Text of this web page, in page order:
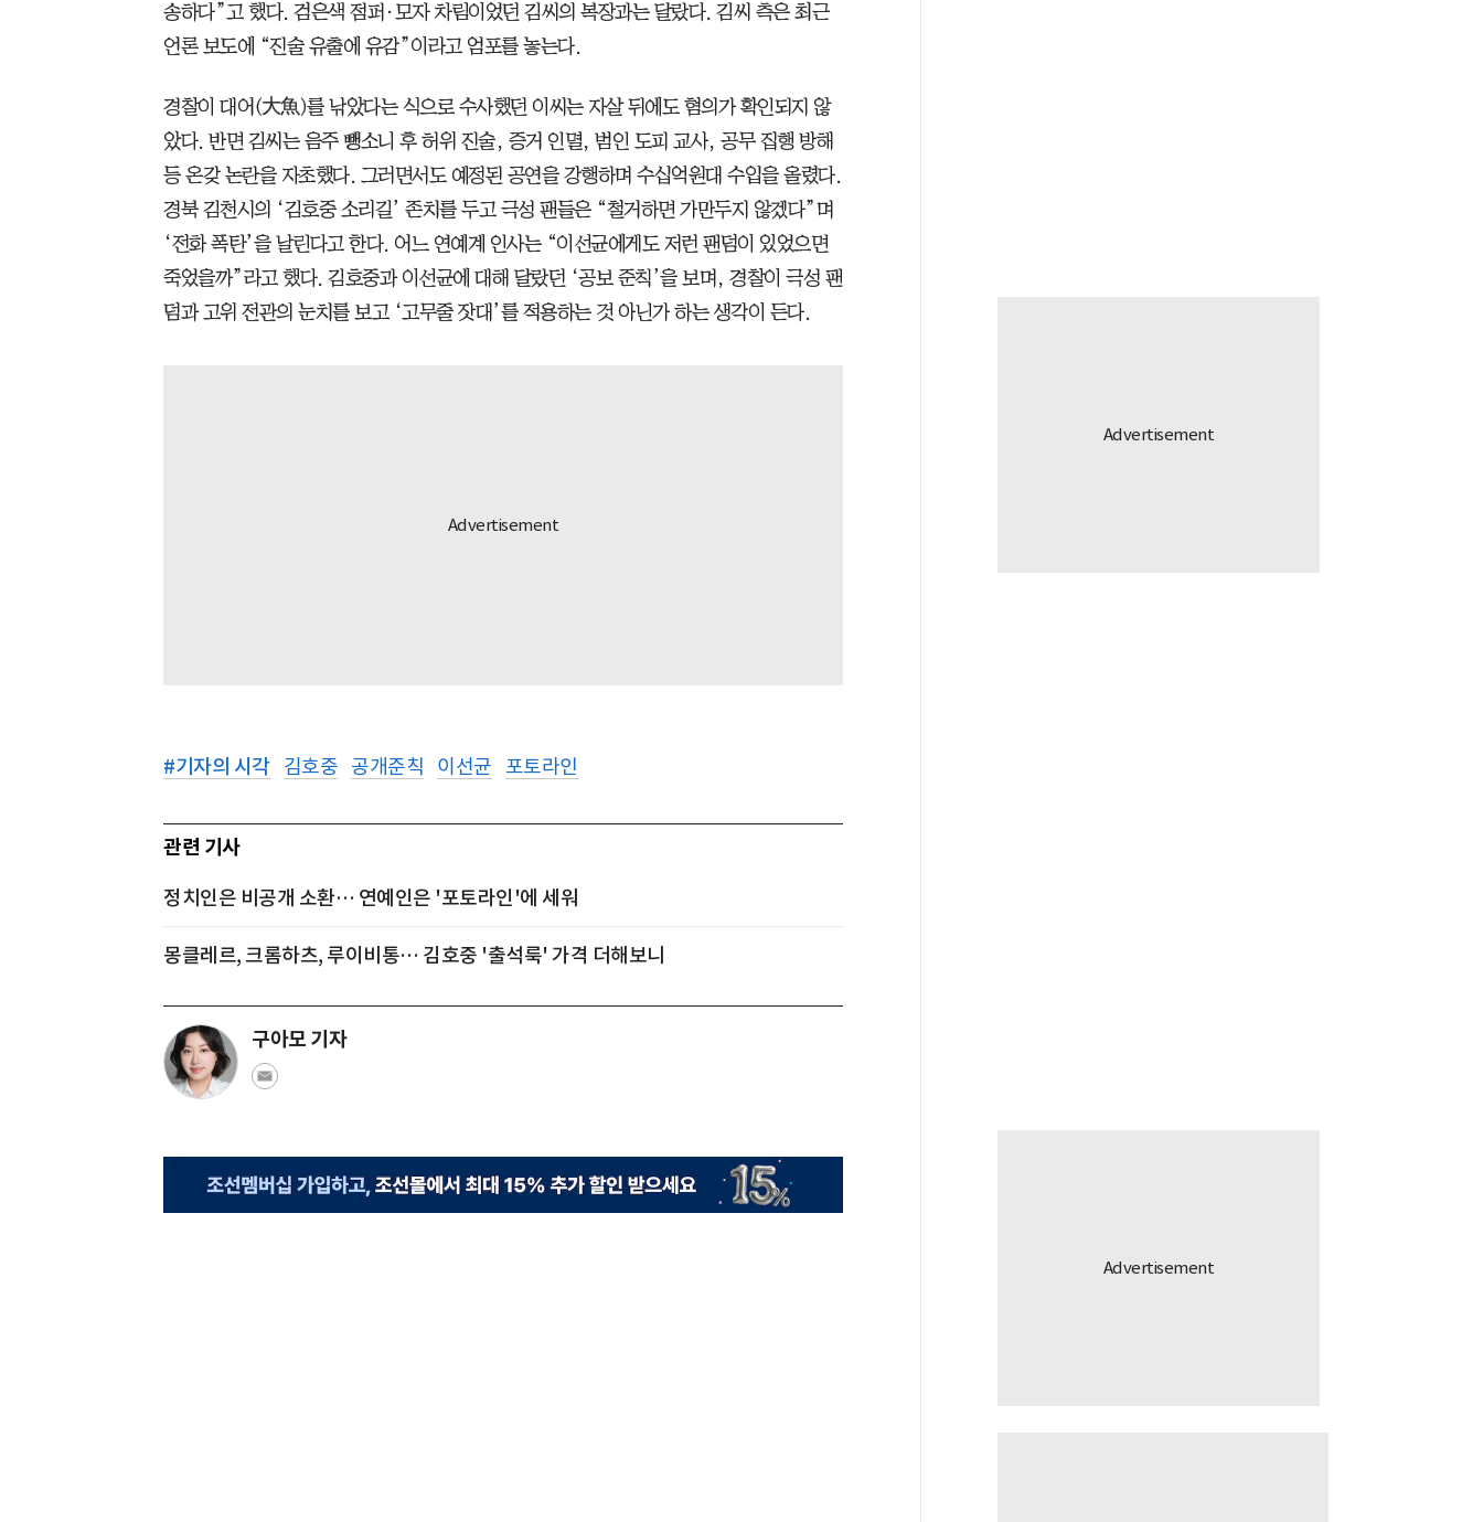
송하다”고 했다. 검은색 점퍼·모자 차림이었던 김씨의 복장과는 달랐다. 김씨 측은 최근
언론 보도에 “진술 유출에 유감”이라고 엄포를 놓는다.
경찰이 대어(大魚)를 낚았다는 식으로 수사했던 이씨는 자살 뒤에도 혐의가 확인되지 않
았다. 반면 김씨는 음주 뺑소니 후 허위 진술, 증거 인멸, 범인 도피 교사, 공무 집행 방해
등 온갖 논란을 자초했다. 그러면서도 예정된 공연을 강행하며 수십억원대 수입을 올렸다.
경북 김천시의 ‘김호중 소리길’ 존치를 두고 극성 팬들은 “철거하면 가만두지 않겠다”며
‘전화 폭탄’을 날린다고 한다. 어느 연예계 인사는 “이선균에게도 저런 팬덤이 있었으면
죽었을까”라고 했다. 김호중과 이선균에 대해 달랐던 ‘공보 준칙’을 보며, 경찰이 극성 팬
덤과 고위 전관의 눈치를 보고 ‘고무줄 잣대’를 적용하는 것 아닌가 하는 생각이 든다.
#기자의 시각 김호중 공개준칙 이선균 포토라인
관련 기사
정치인은 비공개 소환… 연예인은 '포토라인'에 세워
몽클레르, 크롬하츠, 루이비통… 김호중 '출석룩' 가격 더해보니
구아모 기자